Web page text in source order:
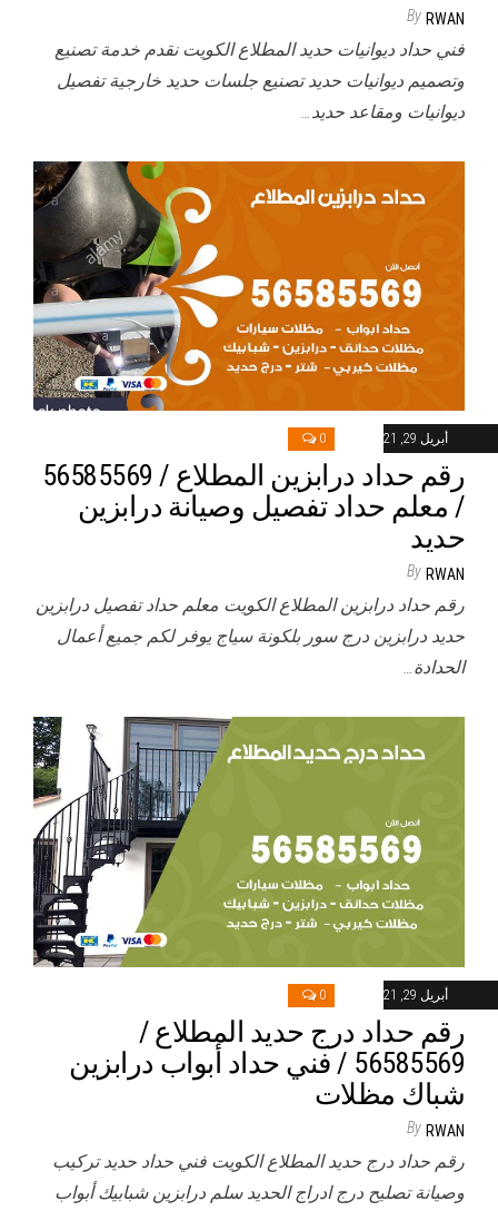
By RWAN
فني حداد ديوانيات حديد المطلاع الكويت نقدم خدمة تصنيع
وتصميم ديوانيات حديد تصنيع جلسات حديد خارجية تفصيل
ديوانيات ومقاعد حديد…
أبريل 29, 2021 0
رقم حداد درابزين المطلاع / 56585569
/ معلم حداد تفصيل وصيانة درابزين
حديد
By RWAN
رقم حداد درابزين المطلاع الكويت معلم حداد تفصيل درابزين
حديد درابزين درج سور بلكونة سياج يوفر لكم جميع أعمال
الحدادة…
أبريل 29, 2021 0
رقم حداد درج حديد المطلاع /
56585569 / فني حداد أبواب درابزين
شباك مظلات
By RWAN
رقم حداد درج حديد المطلاع الكويت فني حداد حديد تركيب
وصيانة تصليح درج ادراج الحديد سلم درابزين شبابيك أبواب